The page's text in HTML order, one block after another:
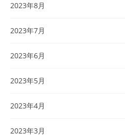
2023年8月
2023年7月
2023年6月
2023年5月
2023年4月
2023年3月